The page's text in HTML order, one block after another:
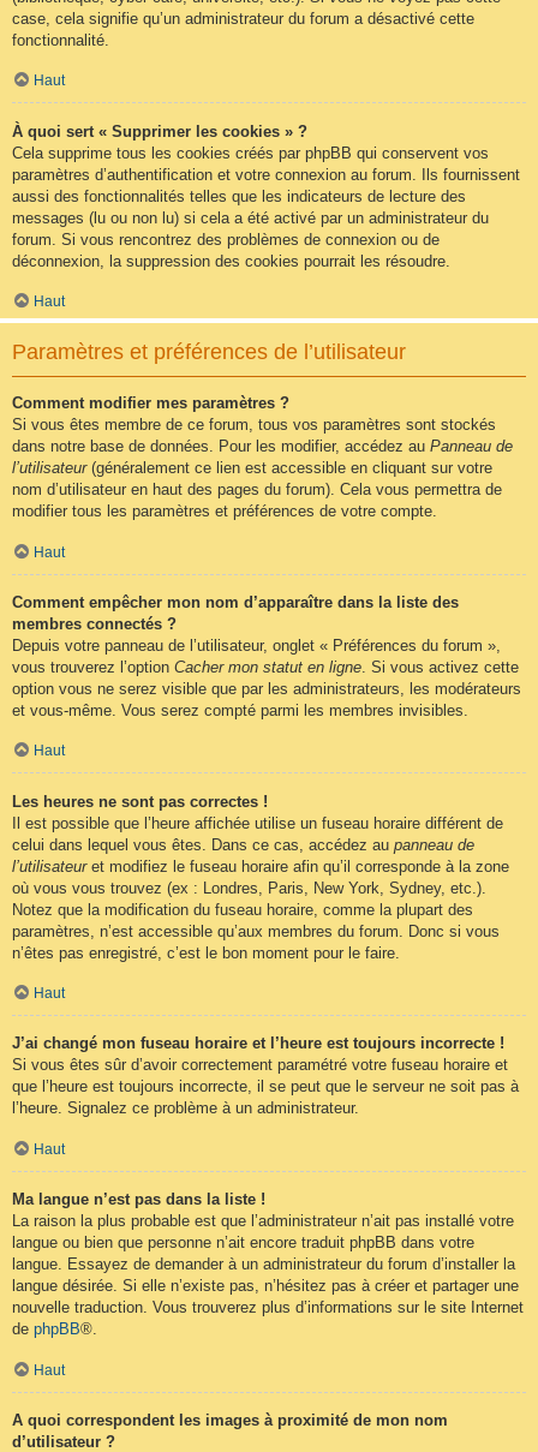
case, cela signifie qu’un administrateur du forum a désactivé cette
fonctionnalité.
Haut
À quoi sert « Supprimer les cookies » ?
Cela supprime tous les cookies créés par phpBB qui conservent vos
paramètres d’authentification et votre connexion au forum. Ils fournissent
aussi des fonctionnalités telles que les indicateurs de lecture des
messages (lu ou non lu) si cela a été activé par un administrateur du
forum. Si vous rencontrez des problèmes de connexion ou de
déconnexion, la suppression des cookies pourrait les résoudre.
Haut
Paramètres et préférences de l’utilisateur
Comment modifier mes paramètres ?
Si vous êtes membre de ce forum, tous vos paramètres sont stockés
dans notre base de données. Pour les modifier, accédez au Panneau de
l’utilisateur(généralement ce lien est accessible en cliquant sur votre
nom d’utilisateur en haut des pages du forum). Cela vous permettra de
modifier tous les paramètres et préférences de votre compte.
Haut
Comment empêcher mon nom d’apparaître dans la liste des
membres connectés ?
Depuis votre panneau de l’utilisateur, onglet « Préférences du forum »,
vous trouverez l’option Cacher mon statut en ligne . Si vous activez cette
option vous ne serez visible que par les administrateurs, les modérateurs
et vous-même. Vous serez compté parmi les membres invisibles.
Haut
Les heures ne sont pas correctes !
Il est possible que l’heure affichée utilise un fuseau horaire différent de
celui dans lequel vous êtes. Dans ce cas, accédez au panneau de
l’utilisateuret modifiez le fuseau horaire afin qu’il corresponde à la zone
où vous vous trouvez (ex : Londres, Paris, New York, Sydney, etc.).
Notez que la modification du fuseau horaire, comme la plupart des
paramètres, n’est accessible qu’aux membres du forum. Donc si vous
n’êtes pas enregistré, c’est le bon moment pour le faire.
Haut
J’ai changé mon fuseau horaire et l’heure est toujours incorrecte !
Si vous êtes sûr d’avoir correctement paramétré votre fuseau horaire et
que l’heure est toujours incorrecte, il se peut que le serveur ne soit pas à
l’heure. Signalez ce problème à un administrateur.
Haut
Ma langue n’est pas dans la liste !
La raison la plus probable est que l’administrateur n’ait pas installé votre
langue ou bien que personne n’ait encore traduit phpBB dans votre
langue. Essayez de demander à un administrateur du forum d’installer la
langue désirée. Si elle n’existe pas, n’hésitez pas à créer et partager une
nouvelle traduction. Vous trouverez plus d’informations sur le site Internet
de phpBB®.
Haut
A quoi correspondent les images à proximité de mon nom
d’utilisateur ?